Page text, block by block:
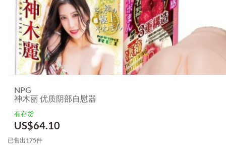
NPG
神木丽 优质阴部自慰器
有存货
US$64.10
已售出175件